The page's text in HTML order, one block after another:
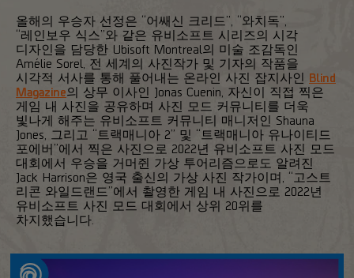
올해의 우승자 선정은 “어쌔신 크리드”, “와치독”,
“레인보우 식스”와 같은 유비소프트 시리즈의 시각
디자인을 담당한 Ubisoft Montreal의 미술 조감독인
Amélie Sorel, 전 세계의 사진작가 및 기자의 작품을
시각적 서사를 통해 풀어내는 온라인 사진 잡지사인 Blind
Magazine의 상무 이사인 Jonas Cuenin, 자신이 직접 찍은
게임 내 사진을 공유하며 사진 모드 커뮤니티를 더욱
빛나게 해주는 유비소프트 커뮤니티 매니저인 Shauna
Jones, 그리고 “트랙매니아 2” 및 “트랙매니아 유나이티드
포에버”에서 찍은 사진으로 2022년 유비소프트 사진 모드
대회에서 우승을 거머쥔 가상 투어리즘으로도 알려진
Jack Harrison은 영국 출신의 가상 사진 작가이며, “고스트
리콘 와일드랜드”에서 촬영한 게임 내 사진으로 2022년
유비소프트 사진 모드 대회에서 상위 20위를
차지했습니다.